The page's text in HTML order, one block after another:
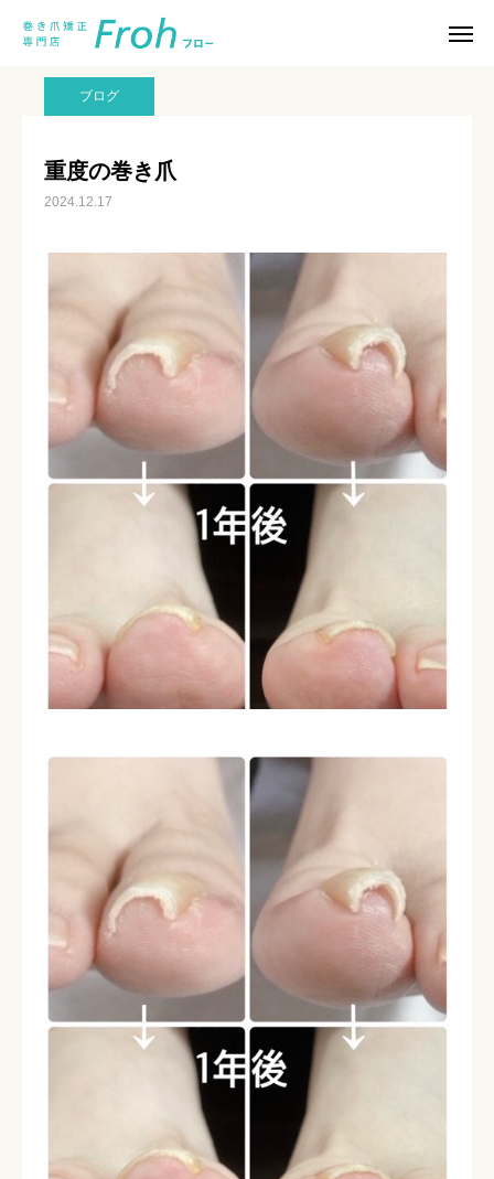
スタッフブログ
ブログ
重度の巻き爪
2024.12.17
巻き爪について知る
スタッフブログ